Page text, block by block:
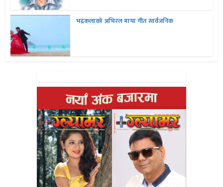
भद्रकलाको अभिरल माया गीत सार्वजनिक